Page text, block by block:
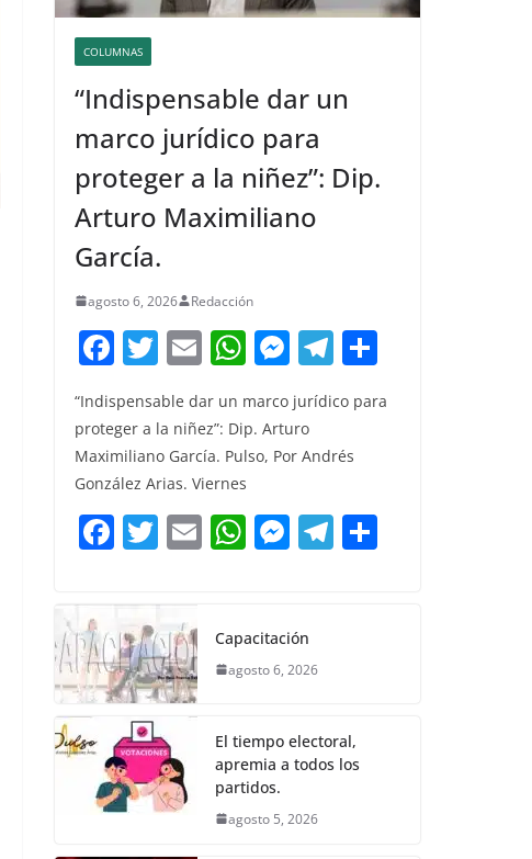
COLUMNAS
“Indispensable dar un
marco jurídico para
proteger a la niñez”: Dip.
Arturo Maximiliano
García.
agosto 6, 2026 Redacción
F
c
e
b
o
o
k
T
w
itt
er
E
ai
l
W
at
s
p
p
M
e
ss
e
g
er
T
e
gr
m
m
“Indispensable dar un marco jurídico para
proteger a la niñez”: Dip. Arturo
Maximiliano García. Pulso, Por Andrés
González Arias. Viernes
F
c
e
b
o
o
k
T
itt
er
E W
s
A
p
M
e
n
er
T
Capacitación
agosto 6, 2026
El tiempo electoral,
apremia a todos los
partidos.
agosto 5, 2026